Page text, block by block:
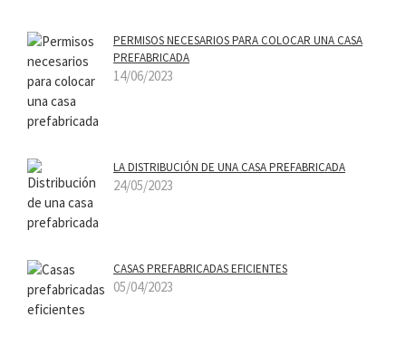
PERMISOS NECESARIOS PARA COLOCAR UNA CASA
PREFABRICADA
14/06/2023
LA DISTRIBUCIÓN DE UNA CASA PREFABRICADA
24/05/2023
CASAS PREFABRICADAS EFICIENTES
05/04/2023